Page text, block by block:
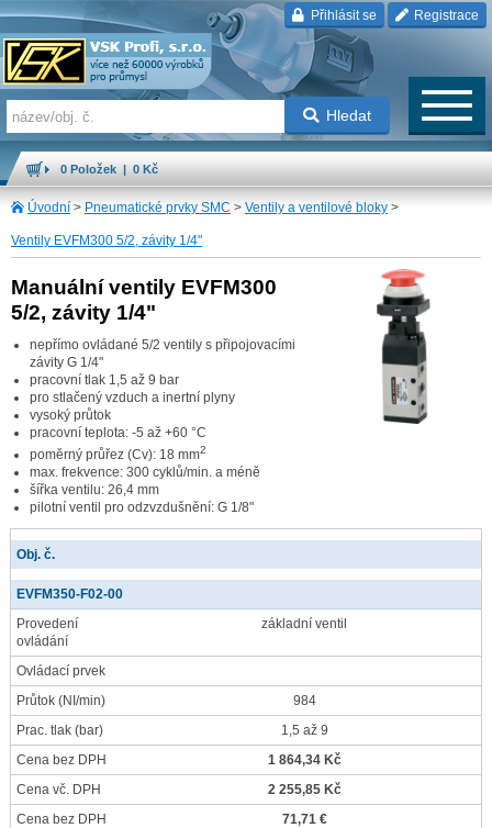
Přihlásit se Registrace
Hledat
0 Položek | 0 Kč
Úvodní > Pneumatické prvky SMC > Ventily a ventilové bloky >
Ventily EVFM300 5/2, závity 1/4"
Manuální ventily EVFM300
5/2, závity 1/4"
nepřímo ovládané 5/2 ventily s připojovacími
závity G 1/4"
pracovní tlak 1,5 až 9 bar
pro stlačený vzduch a inertní plyny
vysoký průtok
pracovní teplota: -5 až +60 °C
poměrný průřez (Cv): 18 mm2
max. frekvence: 300 cyklů/min. a méně
šířka ventilu: 26,4 mm
pilotní ventil pro odzvzdušnění: G 1/8"
Obj. č.
EVFM350-F02-00
Provedení
ovládání
základní ventil
Ovládací prvek
Průtok (NI/min)
984
Prac. tlak (bar)
1,5 až 9
Cena bez DPH
1 864,34 Kč
Cena vč. DPH
2 255,85 Kč
Cena bez DPH
71,71 €